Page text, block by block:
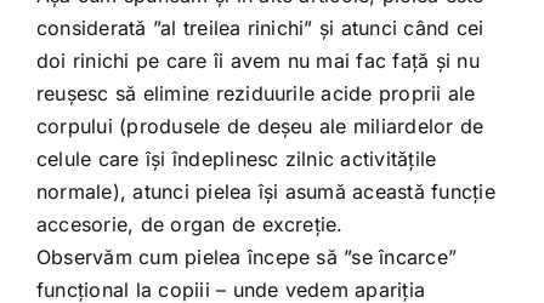
considerată ”al treilea rinichi” și atunci când cei
doi rinichi pe care îi avem nu mai fac față și nu
reușesc să elimine reziduurile acide proprii ale
corpului (produsele de deșeu ale miliardelor de
celule care își îndeplinesc zilnic activitățile
normale), atunci pielea își asumă această funcție
accesorie, de organ de excreție.
Observăm cum pielea începe să ”se încarce”
funcțional la copiii – unde vedem apariția